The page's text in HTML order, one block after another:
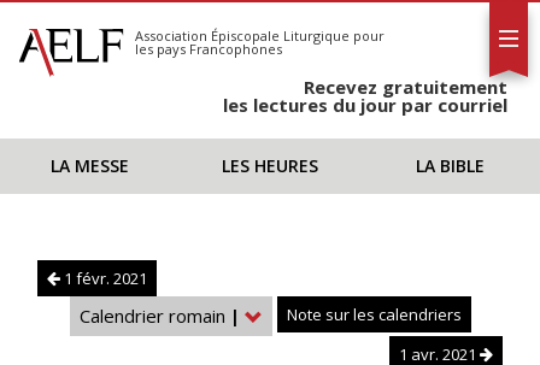
S'abonner
Calendrier
Association Épiscopale Liturgique pour
les pays Francophones
Recevez gratuitement
les lectures du jour par courriel
LA MESSE LES HEURES LA BIBLE
1 févr. 2021
Calendrier romain |
Note sur les calendriers
1 avr. 2021